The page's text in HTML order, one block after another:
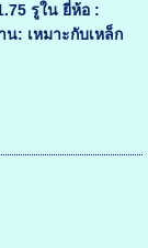
รูใน ยี่ห้อ :
น: เหมาะกับเหล็ก